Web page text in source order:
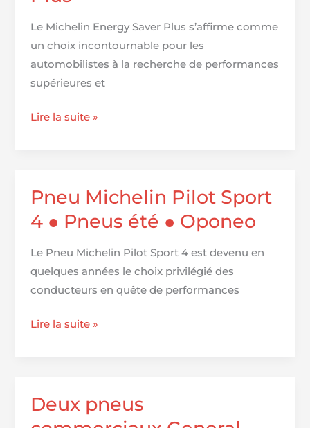
Le Michelin Energy Saver Plus s’affirme comme
un choix incontournable pour les
automobilistes à la recherche de performances
supérieures et
Testez
Michelin
Saver
Plus
Lire la suite »
Pneu Michelin Pilot Sport
4 ● Pneus été ● Oponeo
Le Pneu Michelin Pilot Sport 4 est devenu en
quelques années le choix privilégié des
conducteurs en quête de performances
Pneu
4
Lire la suite »
Deux pneus